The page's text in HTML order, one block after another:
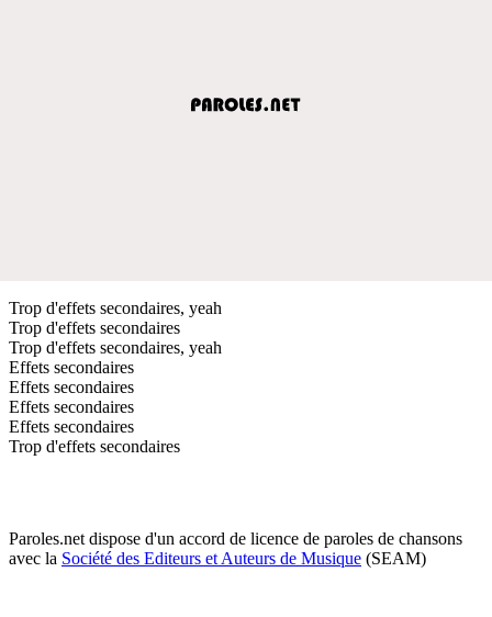
Trop d'effets secondaires, yeah
Trop d'effets secondaires
Trop d'effets secondaires, yeah
Effets secondaires
Effets secondaires
Effets secondaires
Effets secondaires
Trop d'effets secondaires
Paroles.net dispose d'un accord de licence de paroles de chansons
avec la Société des Editeurs et Auteurs de Musique (SEAM)